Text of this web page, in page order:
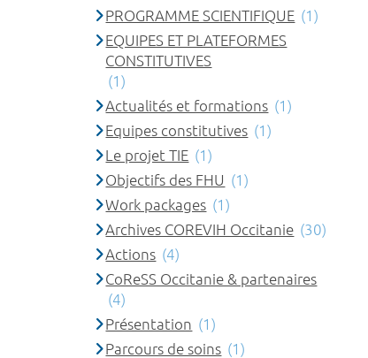
PROGRAMME SCIENTIFIQUE (1)
EQUIPES ET PLATEFORMES
CONSTITUTIVES
(1)
Actualités et formations (1)
Equipes constitutives (1)
Le projet TIE (1)
Objectifs des FHU (1)
Work packages (1)
Archives COREVIH Occitanie (30)
Actions (4)
CoReSS Occitanie & partenaires
(4)
Présentation (1)
Parcours de soins (1)